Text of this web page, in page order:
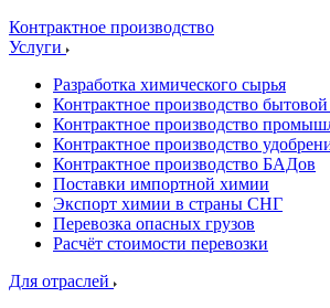
Контрактное производство
Услуги
Разработка химического сырья
Контрактное производство
Контрактное производство
Контрактное производство
Контрактное производство БАДов
Поставки импортной химии
Экспорт химии в страны СНГ
Перевозка опасных грузов
Расчёт стоимости перевозки
Для отраслей